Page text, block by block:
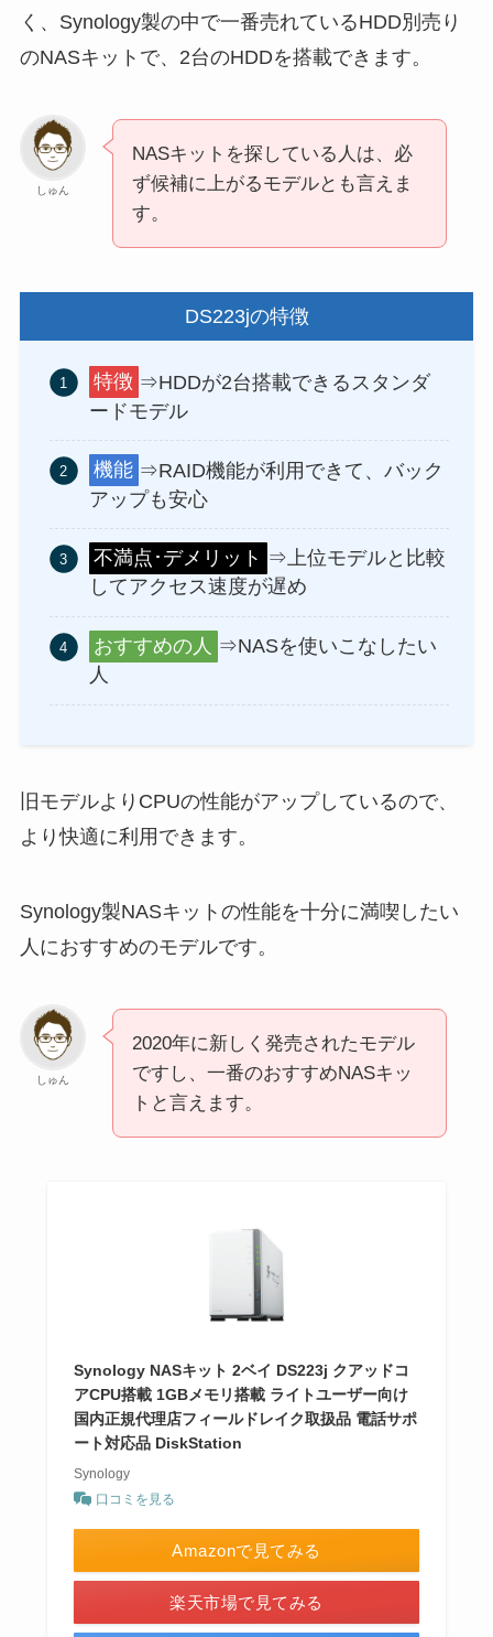
く、Synology製の中で一番売れているHDD別売り
のNASキットで、2台のHDDを搭載できます。
しゅん
NASキットを探している人は、必
ず候補に上がるモデルとも言えま
す。
DS223jの特徴
特徴 ⇒HDDが2台搭載できるスタンダ
ードモデル
機能 ⇒RAID機能が利用できて、バック
アップも安心
不満点･デメリット ⇒上位モデルと比較
してアクセス速度が遅め
おすすめの人 ⇒NASを使いこなしたい
人
旧モデルよりCPUの性能がアップしているので、
より快適に利用できます。
Synology製NASキットの性能を十分に満喫したい
人におすすめのモデルです。
しゅん
2020年に新しく発売されたモデル
ですし、一番のおすすめNASキッ
トと言えます。
Synology NASキット 2ベイ DS223j クアッドコ
アCPU搭載 1GBメモリ搭載 ライトユーザー向け
国内正規代理店フィールドレイク取扱品 電話サポ
ート対応品 DiskStation
Synology
口コミを見る
Amazonで見てみる
楽天市場で見てみる